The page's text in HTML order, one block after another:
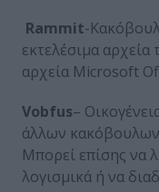
Rammit-
εκτελέσιμα
αρχεία Microsoft
Vobfus–
άλλων
Μπορεί επίσης να
λογισμικά ή να